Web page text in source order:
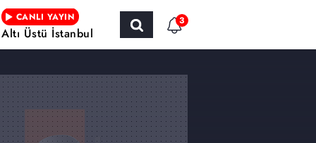
CANLI YAYIN
Altı Üstü İstanbul
3